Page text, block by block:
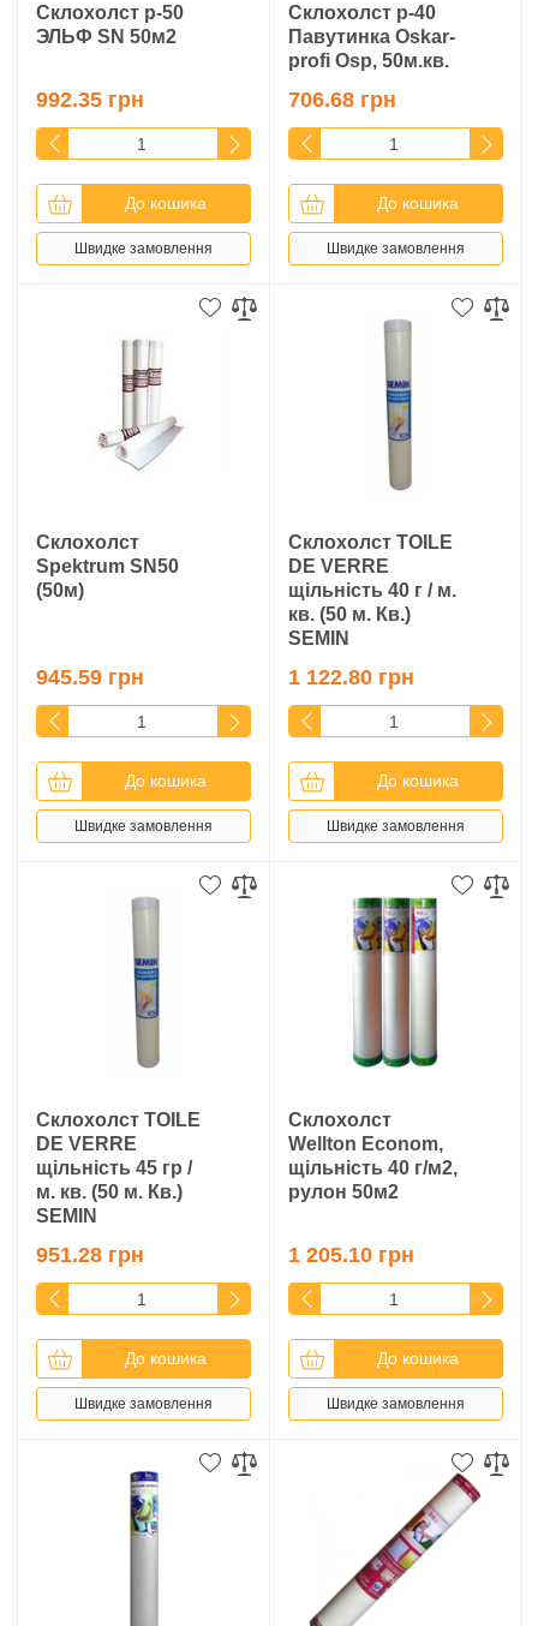
Cклохолст p-50
ЭЛЬФ SN 50м2
992.35 грн
До кошика
Швидке замовлення
Склохолст p-40
Павутинка Oskar-
profi Osp, 50м.кв.
706.68 грн
До кошика
Швидке замовлення
Склохолст
Spektrum SN50
(50м)
945.59 грн
До кошика
Швидке замовлення
Склохолст TOILE
DE VERRE
щільність 40 г / м.
кв. (50 м. Кв.)
SEMIN
1 122.80 грн
До кошика
Швидке замовлення
Склохолст TOILE
DE VERRE
щільність 45 гр /
м. кв. (50 м. Кв.)
SEMIN
951.28 грн
До кошика
Швидке замовлення
Склохолст
Wellton Econom,
щільність 40 г/м2,
рулон 50м2
1 205.10 грн
До кошика
Швидке замовлення